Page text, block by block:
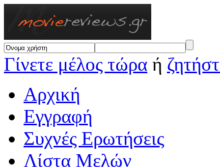
Γίνετε μέλος τώρα ή
Αρχική
Εγγραφή
Συχνές Ερωτήσεις
Λίστα Μελών